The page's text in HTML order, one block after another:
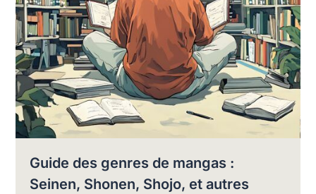
Guide des genres de mangas :
Seinen, Shonen, Shojo, et autres